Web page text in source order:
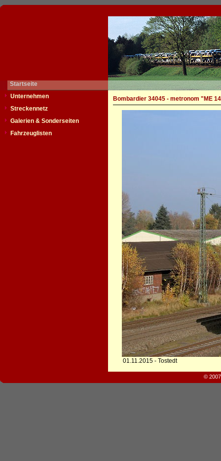
Startseite
Unternehmen
Streckennetz
Galerien & Sonderseiten
Fahrzeuglisten
Bombardier 34045 - metronom "ME
01.11.2015 - Tostedt
©